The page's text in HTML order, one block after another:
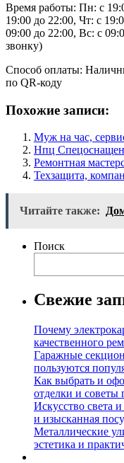
Время работы: Пн: с
19:00 до 22:00, Чт: с
09:00 до 22:00, Вс: с
звонку)
Способ оплаты:
по QR-коду
Похожие записи:
Муж на час,
Нпц
Ремонтная
Техзащита,
Читайте также:
Поиск
Свежие
Почему
качественного
Гаражные
пользуются
Как выбрать и
отделки и советы
Искусство света
и изысканная
Металлические
эстетика и